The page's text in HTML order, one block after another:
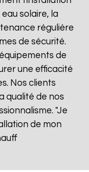
solaire, la
régulière
de sécurité.
de
une efficacité
Nos clients
qualité de nos
"Je
de mon